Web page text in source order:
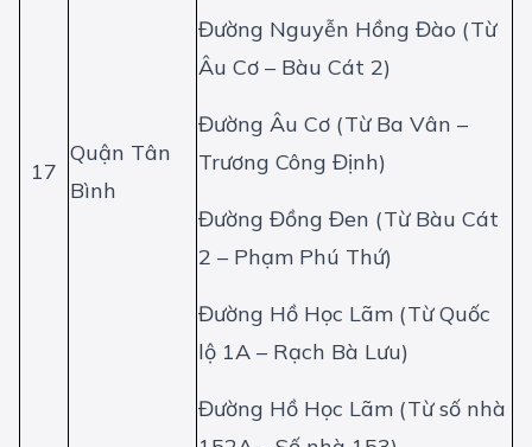
17
Quận Tân
Bình
Đường Nguyễn Hồng Đào (Từ
Âu Cơ – Bàu Cát 2)
Đường Âu Cơ (Từ Ba Vân –
Trương Công Định)
Đường Đồng Đen (Từ Bàu Cát
2 – Phạm Phú Thứ)
Đường Hồ Học Lãm (Từ Quốc
lộ 1A – Rạch Bà Lưu)
Đường Hồ Học Lãm (Từ số nhà